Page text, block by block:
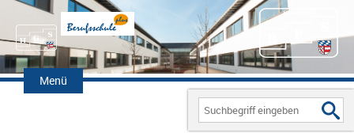
Menü
Zum
Inhalt
Search
for: